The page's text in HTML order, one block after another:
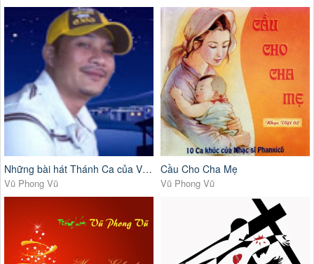
Những bài hát Thánh Ca của Vũ Phong Vũ
Vũ Phong Vũ
Cầu Cho Cha Mẹ
Vũ Phong Vũ